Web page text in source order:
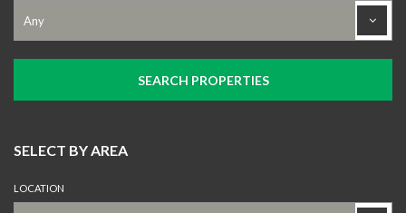
SELECT BY AREA
LOCATION